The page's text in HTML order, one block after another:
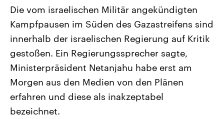
2026
Alle Informationen
Sachsen-Anhalt wählt am 6.
September 2026 einen neuen
Landtag. Seit 2021 wird das
Bundesland von einer Koalition aus
CDU, SPD und FDP regiert.-
Umfragen, Prognosen,
und Hintergründe zu den Parteien
und Kandidaten der anstehenden
Wahl.
Aktuelle Beiträge,
Hintergründe
Wirtschaftlich und
gehören die Vereinigten
den mächtigsten Ländern
mit großem Einfluss auf
Sendungen Programm Podcasts
Die vom israelischen Militär angekündigten
Kampfpausen im Süden des Gazastreifens sind
innerhalb der israelischen Regierung auf Kritik
gestoßen. Ein Regierungssprecher sagte,
Ministerpräsident Netanjahu habe erst am
Morgen aus den Medien von den Plänen
erfahren und diese als inakzeptabel
bezeichnet.